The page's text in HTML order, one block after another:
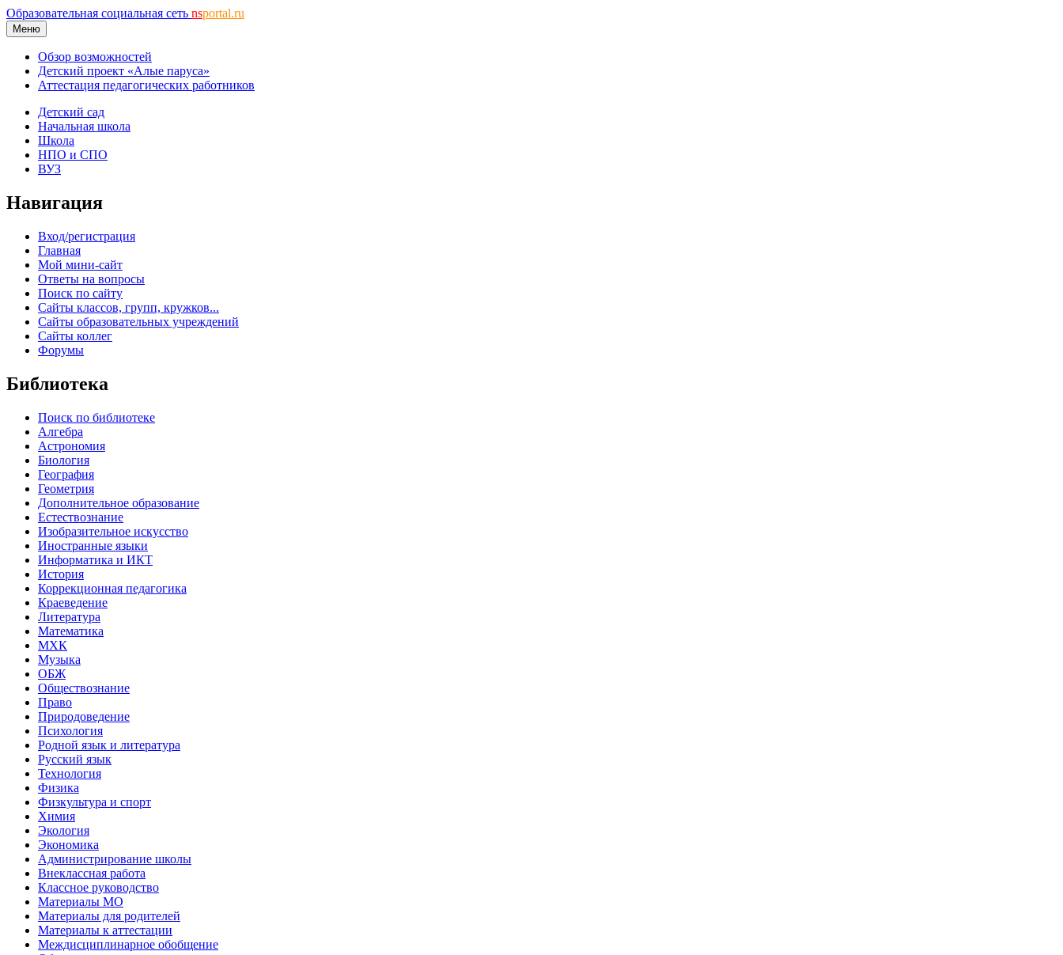
Образовательная социальная сеть nsportal.ru
Меню
Обзор возможностей
Детский проект «Алые паруса»
Аттестация педагогических работников
Детский сад
Начальная школа
Школа
НПО и СПО
ВУЗ
Навигация
Вход/регистрация
Главная
Мой мини-сайт
Ответы на вопросы
Поиск по сайту
Сайты классов, групп, кружков...
Сайты образовательных учреждений
Сайты коллег
Форумы
Библиотека
Поиск по библиотеке
Алгебра
Астрономия
Биология
География
Геометрия
Дополнительное образование
Естествознание
Изобразительное искусство
Иностранные языки
Информатика и ИКТ
История
Коррекционная педагогика
Краеведение
Литература
Математика
МХК
Музыка
ОБЖ
Обществознание
Право
Природоведение
Психология
Родной язык и литература
Русский язык
Технология
Физика
Физкультура и спорт
Химия
Экология
Экономика
Администрирование школы
Внеклассная работа
Классное руководство
Материалы МО
Материалы для родителей
Материалы к аттестации
Междисциплинарное обобщение